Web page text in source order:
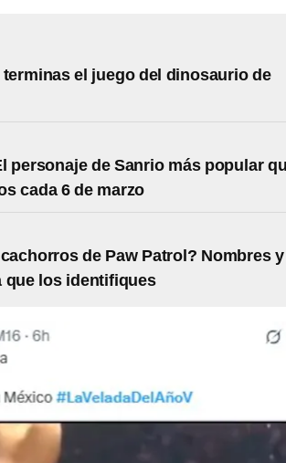
el juego del dinosaurio de
personaje de Sanrio más popular
cada 6 de marzo
de Paw Patrol? Nombres y
que los identifiques